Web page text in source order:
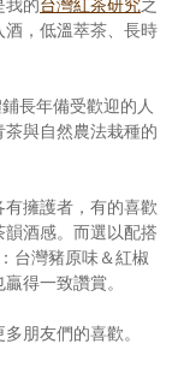
，低溫萃茶、長時
長年備受歡迎的人
與自然農法栽種的
擁護者，有的喜歡
酒感。而選以配搭
台灣豬原味＆紅椒
得一致讚賞。
朋友們的喜歡。